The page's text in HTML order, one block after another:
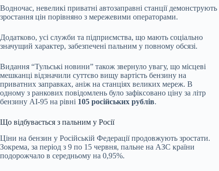
Водночас, невеликі приватні автозаправні станції демонструють
зростання цін порівняно з мережевими операторами.
Додатково, усі служби та підприємства, що мають соціально
значущий характер, забезпечені пальним у повному обсязі.
Видання “Тульські новини” також звернуло увагу, що місцеві
мешканці відзначили суттєво вищу вартість бензину на
приватних заправках, аніж на станціях великих мереж. В
одному з ранкових повідомлень було зафіксовано ціну за літр
бензину АІ-95 на рівні 105 російських рублів.
Що відбувається з пальним у Росії
Ціни на бензин у Російській Федерації продовжують зростати.
Зокрема, за період з 9 по 15 червня, пальне на АЗС країни
подорожчало в середньому на 0,95%.